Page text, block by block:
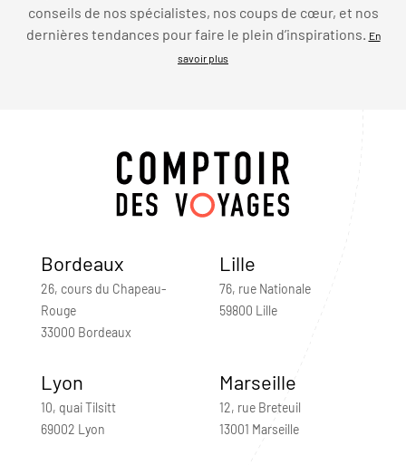
conseils de nos spécialistes, nos coups de cœur, et nos
dernières tendances pour faire le plein d’inspirations.
En
savoir plus
Bordeaux
26, cours du Chapeau-
Rouge
33000 Bordeaux
Lille
76, rue Nationale
59800 Lille
Lyon
10, quai Tilsitt
69002 Lyon
Marseille
12, rue Breteuil
13001 Marseille